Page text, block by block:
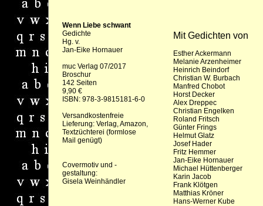
Wenn Liebe schwant
Gedichte
Hg. v.
Jan-Eike Hornauer
muc Verlag 07/2017
Broschur
142 Seiten
9,90 €
ISBN: 978-3-9815181-6-0
Versandkostenfreie
Lieferung: Verlag,Amazon,
Textzüchterei (formlose
Mail genügt)
Covermotiv und -
gestaltung:
Gisela Weinhändler
Mit Gedichten von
Esther Ackermann
Melanie Arzenheimer
Heinrich Beindorf
Christian W. Burbach
Manfred Chobot
Horst Decker
Alex Dreppec
Christian Engelken
Roland Fritsch
Günter Frings
Helmut Glatz
Josef Hader
Fritz Hemmer
Jan-Eike Hornauer
Michael Hüttenberger
Karin Jacob
Frank Klötgen
Matthias Kröner
Hans-Werner Kube